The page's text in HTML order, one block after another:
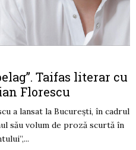
Taifas literar cu
Florescu
a lansat la București, în cadrul
său volum de proză scurtă în